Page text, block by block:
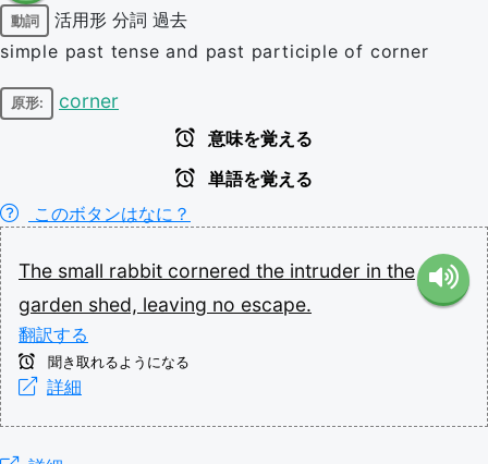
動詞 活用形 分詞 過去
simple past tense and past participle of corner
原形: corner
意味を覚える
単語を覚える
このボタンはなに？
The small rabbit cornered the intruder in the
garden shed, leaving no escape.
翻訳する
聞き取れるようになる
詳細